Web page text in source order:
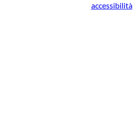
accessibilità